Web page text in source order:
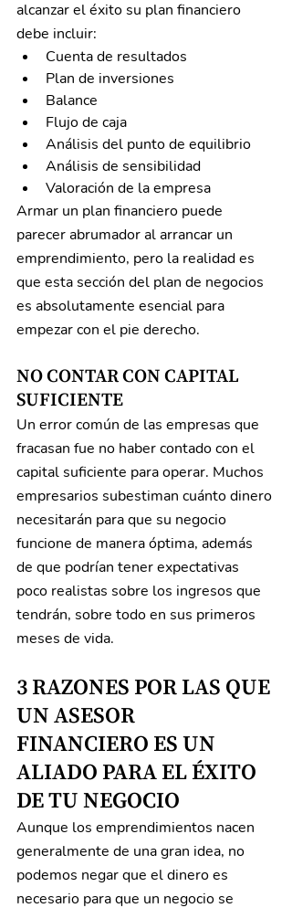
alcanzar el éxito su plan financiero
debe incluir:
Cuenta de resultados
Plan de inversiones
Balance
Flujo de caja
Análisis del punto de equilibrio
Análisis de sensibilidad
Valoración de la empresa
Armar un plan financiero puede
parecer abrumador al arrancar un
emprendimiento, pero la realidad es
que esta sección del plan de negocios
es absolutamente esencial para
empezar con el pie derecho.
NO CONTAR CON CAPITAL
SUFICIENTE
Un error común de las empresas que
fracasan fue no haber contado con el
capital suficiente para operar. Muchos
empresarios subestiman cuánto dinero
necesitarán para que su negocio
funcione de manera óptima, además
de que podrían tener expectativas
poco realistas sobre los ingresos que
tendrán, sobre todo en sus primeros
meses de vida.
3 RAZONES POR LAS QUE
UN ASESOR
FINANCIERO ES UN
ALIADO PARA EL ÉXITO
DE TU NEGOCIO
Aunque los emprendimientos nacen
generalmente de una gran idea, no
podemos negar que el dinero es
necesario para que un negocio se